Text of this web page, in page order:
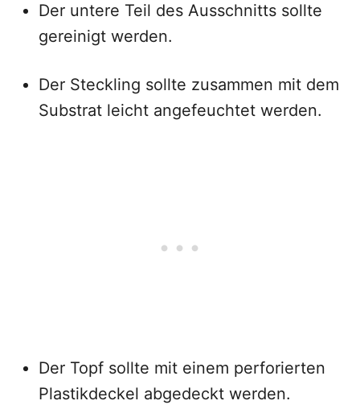
Der untere Teil des Ausschnitts sollte
gereinigt werden.
Der Steckling sollte zusammen mit dem
Substrat leicht angefeuchtet werden.
Der Topf sollte mit einem perforierten
Plastikdeckel abgedeckt werden.